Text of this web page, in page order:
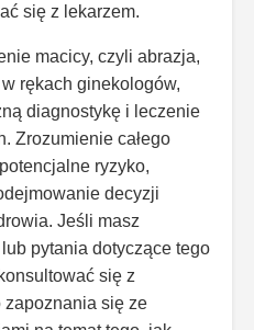
się z lekarzem.
macicy, czyli abrazja,
rękach ginekologów,
diagnostykę i leczenie
Zrozumienie całego
ryzyko,
decyzji
Jeśli masz
pytania dotyczące tego
się z
zapoznania się ze